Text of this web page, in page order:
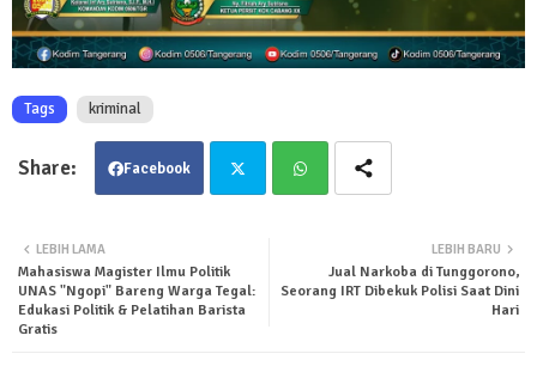
Tags kriminal
Facebook
ter
LEBIH BARU
Jual Narkoba di Tunggorono,
Seorang IRT Dibekuk Polisi Saat Dini
Hari
LEBIH LAMA
Mahasiswa Magister Ilmu Politik
UNAS "Ngopi" Bareng Warga Tegal:
Edukasi Politik & Pelatihan Barista
Gratis